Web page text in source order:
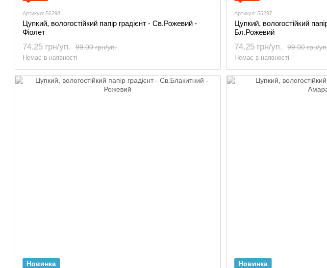
Артикул: 56298
Цупкий, вологостійкий папір градієнт - Св.Рожевий -
Фіолет
99.00 грн/уп.
74.25 грн/уп.
Немає в наявності
Артикул: 56297
Цупкий, вологостійкий
Бл.Рожевий
99.00 грн/
74.25 грн/уп.
Немає в наявності
Новинка
Новинка